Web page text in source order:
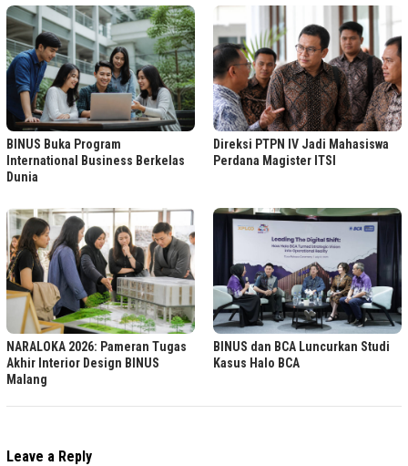
BINUS Buka Program
International Business Berkelas
Dunia
Direksi PTPN IV Jadi Mahasiswa
Perdana Magister ITSI
NARALOKA 2026: Pameran Tugas
Akhir Interior Design BINUS
Malang
BINUS dan BCA Luncurkan Studi
Kasus Halo BCA
Leave a Reply